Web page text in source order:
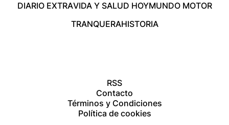
DIARIO EXTRAVIDA Y SALUD HOYMUNDO MOTOR
TRANQUERAHISTORIA
RSS
Contacto
Términos y Condiciones
Política de cookies